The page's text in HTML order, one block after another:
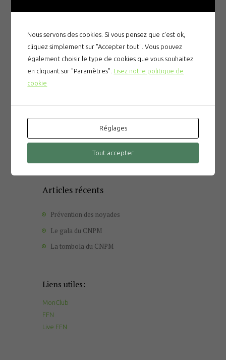
dans le navigateur pour mon prochain
commentaire.
Articles récents
Prévention des noyades
Le gala du CNPM
La tombola du CNPM
Liens utiles:
MonClub
FFN
Live FFN
Nous servons des cookies. Si vous pensez que c'est ok,
cliquez simplement sur "Accepter tout". Vous pouvez
également choisir le type de cookies que vous souhaitez
en cliquant sur "Paramètres". Lisez notre politique de
cookie
Réglages
Tout accepter